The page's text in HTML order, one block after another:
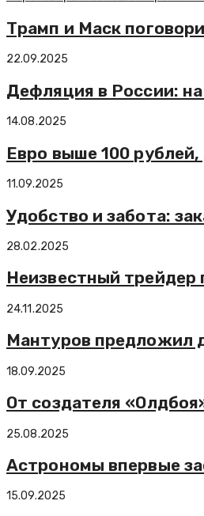
Трамп и Маск
22.09.2025
Дефляция в России:
14.08.2025
Евро выше 100
11.09.2025
Удобство и забота:
28.02.2025
Неизвестный трейдер
24.11.2025
Мантуров предложил
18.09.2025
От создателя
25.08.2025
Астрономы впервые
15.09.2025